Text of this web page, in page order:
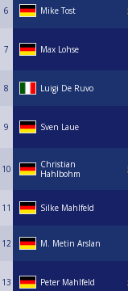
6 Mike Tost
7 Max Lohse
8 Luigi De Ruvo
9 Sven Laue
10
Christian
Hahlbohm
11 Silke Mahlfeld
12 M. Metin Arslan
13 Peter Mahlfeld